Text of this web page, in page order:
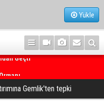
Yükle
Gemlik'ten tepki